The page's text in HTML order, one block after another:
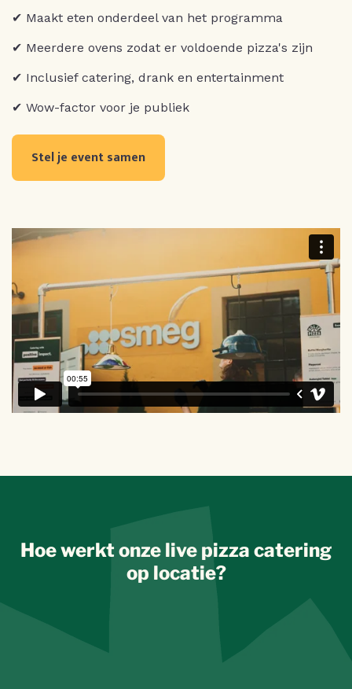
✔ Maakt eten onderdeel van het programma
✔ Meerdere ovens zodat er voldoende pizza's zijn
✔ Inclusief catering, drank en entertainment
✔ Wow-factor voor je publiek
Stel je event samen
Hoe werkt onze live pizza catering
op locatie?